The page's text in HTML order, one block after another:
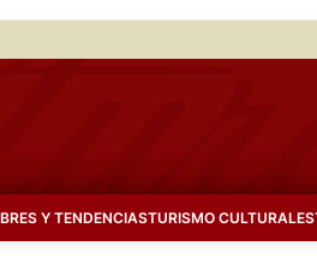
Y TENDENCIASTURISMO CULTURAL